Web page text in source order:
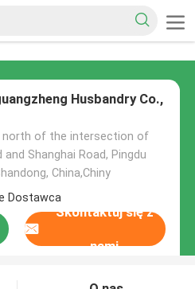
Husbandry Co.,
north of the intersection of
and Shanghai Road, Pingdu
China,Chiny
Dostawca
Skontaktuj się z
nami